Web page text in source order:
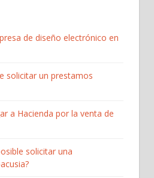
de diseño electrónico en
solicitar un prestamos
a Hacienda por la venta de
solicitar una